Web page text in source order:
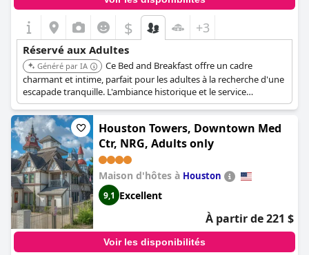
$ +3
Réservé aux Adultes
Généré par IA
Ce Bed and Breakfast offre un cadre
charmant et intime, parfait pour les adultes à la recherche d'une
escapade tranquille. L'ambiance historique et le service
personnalisé créent une expérience relaxante et exclusive.
L'emplacement sur Heights Boulevard offre un accès facile aux
attractions locales et aux restaurants.Houston Towers, Downtown Med
Ctr, NRG, Adults only
Maison d'hôtes à Houston
9,1 Excellent
À partir de 221 $
Voir les disponibilités